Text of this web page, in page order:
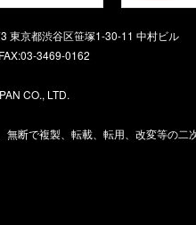
東京都渋谷区笹塚1-30-11 中村ビル
3469-0162
CO., LTD.
断で複製、転載、転用、改変等の二